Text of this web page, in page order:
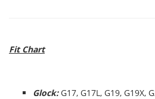
Fit Chart
Glock:G17, G17L, G19, G19X,